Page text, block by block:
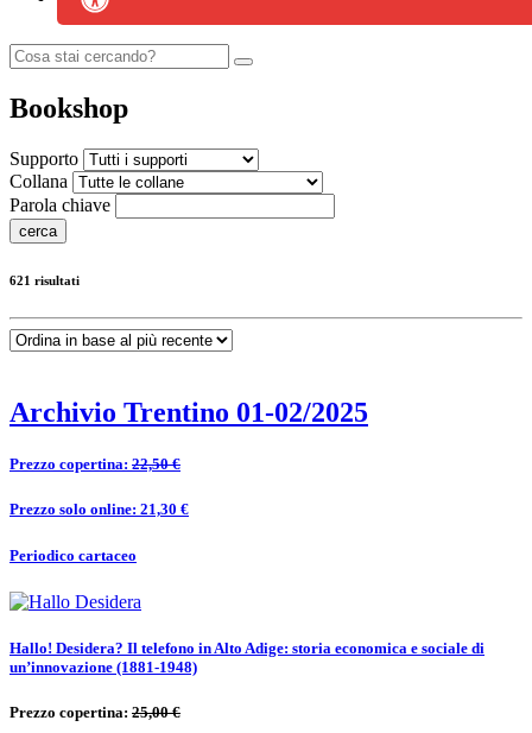
Bookshop
Supporto
Collana
Parola chiave
cerca
621 risultati
Archivio Trentino 01-02/2025
Prezzo copertina: 22,50 €
Prezzo solo online: 21,30 €
Periodico cartaceo
Hallo! Desidera? Il telefono in Alto Adige: storia economica e sociale di
un’innovazione (1881-1948)
Prezzo copertina: 25,00 €